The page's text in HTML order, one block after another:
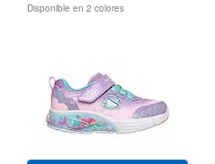
Disponible en 2 colores